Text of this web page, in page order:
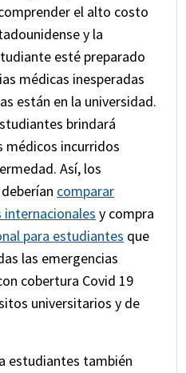
el alto costo
y la
esté preparado
médicas inesperadas
están en la universidad.
brindará
médicos incurridos
Así, los
comparar
y compra
para estudiantes que
las emergencias
cobertura Covid 19
universitarios y de
estudiantes también